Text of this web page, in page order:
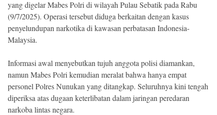
yang digelar Mabes Polri di wilayah Pulau Sebatik pada Rabu
(9/7/2025). Operasi tersebut diduga berkaitan dengan kasus
penyelundupan narkotika di kawasan perbatasan Indonesia-
Malaysia.
Informasi awal menyebutkan tujuh anggota polisi diamankan,
namun Mabes Polri kemudian meralat bahwa hanya empat
personel Polres Nunukan yang ditangkap. Seluruhnya kini tengah
diperiksa atas dugaan keterlibatan dalam jaringan peredaran
narkoba lintas negara.